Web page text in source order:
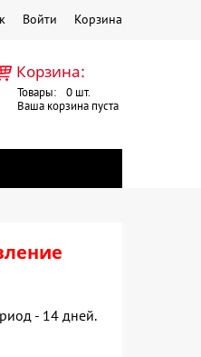
Войти Корзина
Корзина:
Товары:
0
Ваша корзина пуста
- 14 дней.